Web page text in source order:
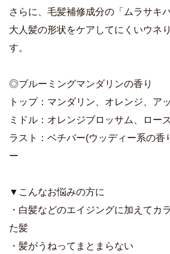
さらに、毛髪補修成分の「ムラサキ
大人髪の形状をケアしてにくいウネ
す。
◎ブルーミングマンダリンの香り
トップ：マンダリン、オレンジ、ア
ミドル：オレンジブロッサム、ロー
ラスト：ベチバー(ウッディー系の香
ー
▼こんなお悩みの方に
・白髪などのエイジングに加えてカ
た髪
・髪がうねってまとまらない